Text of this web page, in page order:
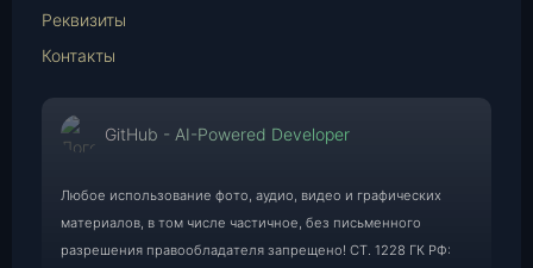
Реквизиты
Контакты
GitHub - AI-Powered Developer
Любое использование фото, аудио, видео и графических
материалов, в том числе частичное, без письменного
разрешения правообладателя запрещено! СТ. 1228 ГК РФ: